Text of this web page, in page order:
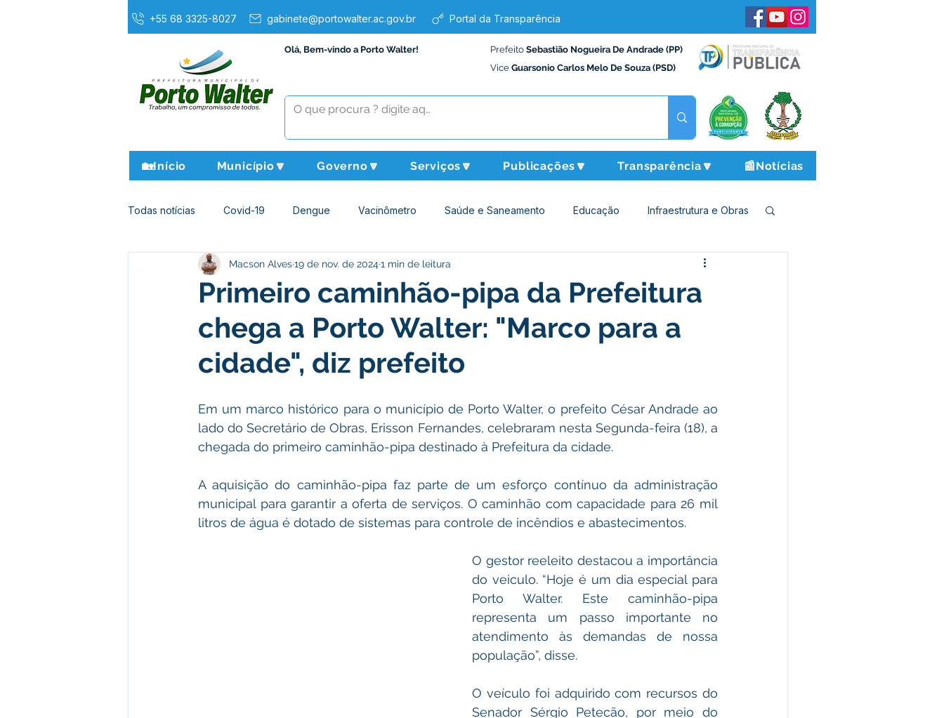
+55 68 3325-8027 gabinete@portowalter.ac.gov.br Portal da Transparência
Olá, Bem-vindo a Porto Walter! Prefeito Sebastião Nogueira De Andrade (PP)
Vice Guarsonio Carlos Melo De Souza (PSD)
🏡Início Município🔽 Governo🔽 Serviços🔽 Publicações🔽 Transparência🔽 📰Notícias
Todas notícias Covid-19 Dengue Vacinômetro Saúde e Saneamento Educação Infraestrutura e Obras
Agricultura e Meio Ambiente Assistência Social Desporto Cultura e Lazer
Institucional e Governo Políticas Públicas Nota de Pesar Campanhas Datas Comemorativas
Emenda Parlamentar
Licitações Leilão Eleições Festival do Milho Agricultura Limpeza pública Esporte
Apoio ao produtor Saúde Aniversário da cidade
Primeiro caminhão-pipa da Prefeitura
chega a Porto Walter: "Marco para a
cidade", diz prefeito
Macson Alves19 de nov. de 20241 min de leitura
Em um marco histórico para o município de Porto Walter, o prefeito César Andrade ao
lado do Secretário de Obras, Erisson Fernandes, celebraram nesta Segunda-feira (18), a
chegada do primeiro caminhão-pipa destinado à Prefeitura da cidade.
A aquisição do caminhão-pipa faz parte de um esforço contínuo da administração
municipal para garantir a oferta de serviços. O caminhão com capacidade para 26 mil
litros de água é dotado de sistemas para controle de incêndios e abastecimentos.
O gestor reeleito destacou a importância
do veiculo. “Hoje é um dia especial para
Porto Walter. Este caminhão-pipa
representa um passo importante no
atendimento às demandas de nossa
população”, disse.
O veículo foi adquirido com recursos do
Senador Sérgio Petecão, por meio do